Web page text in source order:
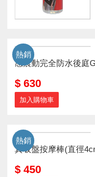
感震動完全防水後庭
$ 630
加入購物車
熱銷
真吸盤按摩棒(直徑
$ 450
熱銷